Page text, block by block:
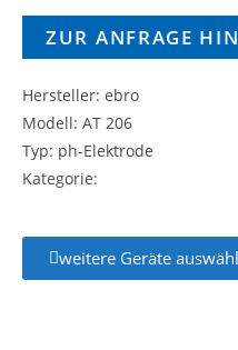
ZUR ANFRAGE
Hersteller: ebro
Modell: AT 206
Typ: ph-Elektrode
Kategorie:
weitere Geräte